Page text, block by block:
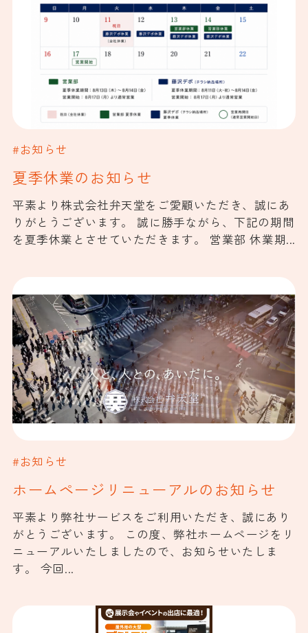
#お知らせ
夏季休業のお知らせ
平素より株式会社弁天堂をご愛顧いただき、誠にあ
りがとうございます。 誠に勝手ながら、下記の期間
を夏季休業とさせていただきます。 営業部 休業期...
#お知らせ
ホームページリニューアルのお知らせ
平素より弊社サービスをご利用いただき、誠にあり
がとうございます。 この度、弊社ホームページをリ
ニューアルいたしましたので、お知らせいたしま
す。 今回...